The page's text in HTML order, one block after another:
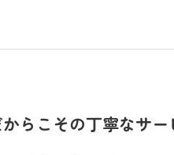
らこその丁寧なサー